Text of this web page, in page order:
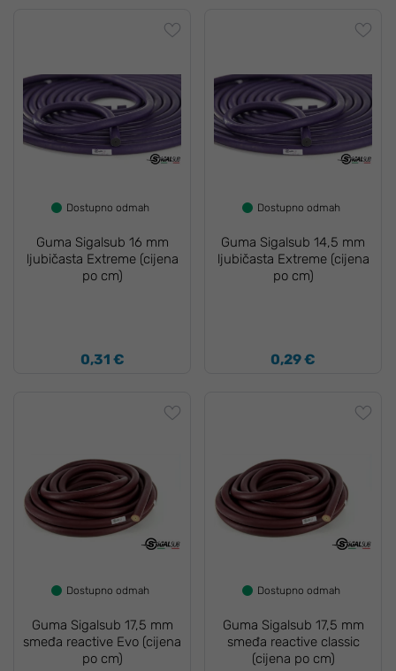
Dostupno odmah
Guma Sigalsub 16 mm
ljubičasta Extreme (cijena
po cm)
0,31 €
Dostupno odmah
Guma Sigalsub 14,5 mm
ljubičasta Extreme (cijena
po cm)
0,29 €
Dostupno odmah
Guma Sigalsub 17,5 mm
smeđa reactive Evo (cijena
po cm)
Dostupno odmah
Guma Sigalsub 17,5 mm
smeđa reactive classic
(cijena po cm)